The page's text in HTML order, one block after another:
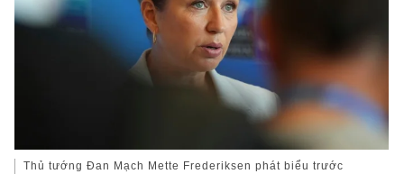
Thủ tướng Đan Mạch Mette Frederiksen phát biểu trước